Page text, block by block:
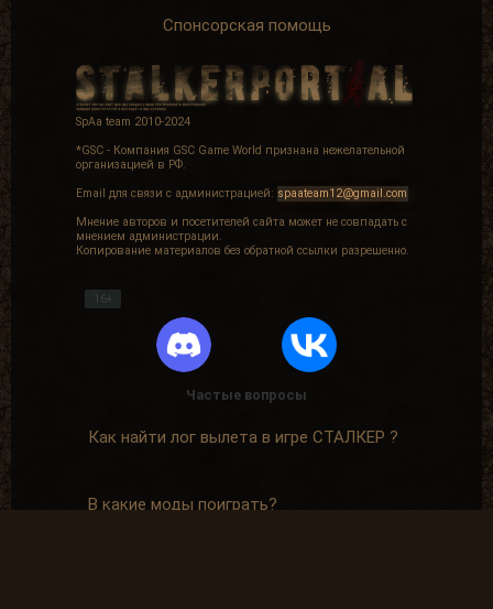
Спонсорская помощь
SpAa team 2010-2024
*GSC - Компания GSC Game World признана нежелательной
организацией в РФ.
Email для связи с администрацией: spaateam12@gmail.com
Мнение авторов и посетителей сайта может не совпадать с
мнением администрации.
Копирование материалов без обратной ссылки разрешенно.
16+
Частые вопросы
Как найти лог вылета в игре СТАЛКЕР ?
В какие моды поиграть?